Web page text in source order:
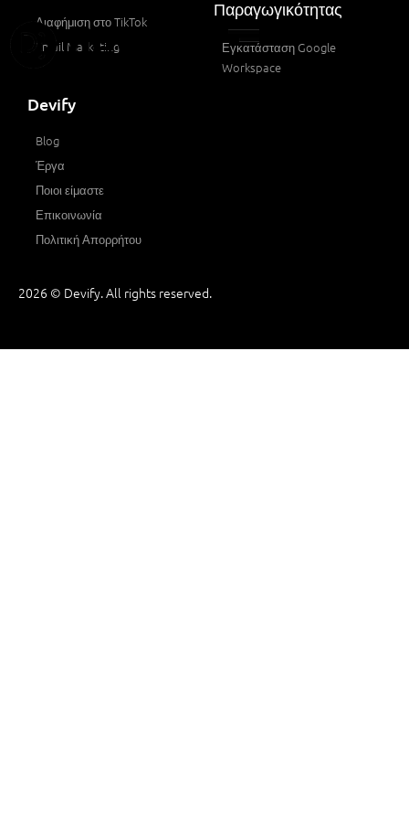
Διαφήμιση στο TikTok
Email Marketing
Παραγωγικότητας
Εγκατάσταση Google
Workspace
Devify
Blog
Έργα
Ποιοι είμαστε
Επικοινωνία
Πολιτική Απορρήτου
2026 © Devify. All rights reserved.